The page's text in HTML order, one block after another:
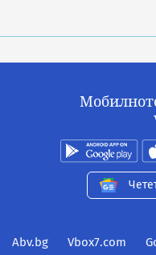
Abv.bg Vbox7.com